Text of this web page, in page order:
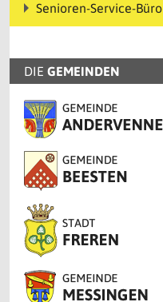
Senioren-Service-Büro
DIE GEMEINDEN